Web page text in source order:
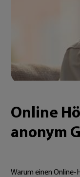
Online
anonym
Warum einen